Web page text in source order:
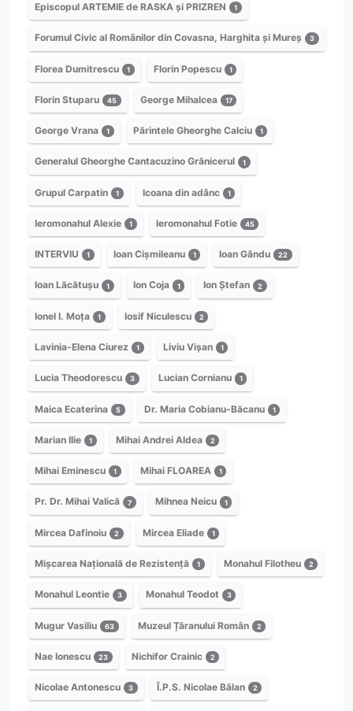
Episcopul ARTEMIE de RASKA și PRIZREN 1
Forumul Civic al Românilor din Covasna, Harghita și Mureș 3
Florea Dumitrescu 1 Florin Popescu 1
Florin Stuparu 45 George Mihalcea 17
George Vrana 1 Părintele Gheorghe Calciu 1
Generalul Gheorghe Cantacuzino Grănicerul 1
Grupul Carpatin 1 Icoana din adânc 1
Ieromonahul Alexie 1 Ieromonahul Fotie 45
INTERVIU 1 Ioan Cișmileanu 1 Ioan Gându 22
Ioan Lăcătușu 1 Ion Coja 1 Ion Ștefan 2
Ionel I. Moța 1 Iosif Niculescu 2
Lavinia-Elena Ciurez 1 Liviu Vișan 1
Lucia Theodorescu 3 Lucian Cornianu 1
Maica Ecaterina 5 Dr. Maria Cobianu-Băcanu 1
Marian Ilie 1 Mihai Andrei Aldea 2
Mihai Eminescu 1 Mihai FLOAREA 1
Pr. Dr. Mihai Valică 7 Mihnea Neicu 1
Mircea Dafinoiu 2 Mircea Eliade 1
Mișcarea Națională de Rezistență 1 Monahul Filotheu 2
Monahul Leontie 3 Monahul Teodot 3
Mugur Vasiliu 63 Muzeul Țăranului Român 2
Nae Ionescu 23 Nichifor Crainic 2
Nicolae Antonescu 3 Î.P.S. Nicolae Bălan 2